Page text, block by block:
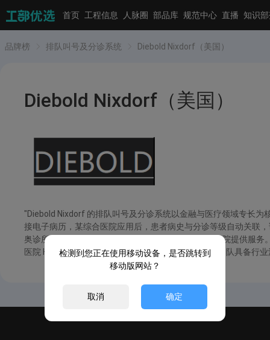
首页 工程信息 人脉圈 部品库 规范中心 直播 知识
品牌榜 排队叫号及分诊系统 Diebold Nixdorf（美国）
Diebold Nixdorf（美国）
"Diebold Nixdorf 的排队叫号及分诊系统以金融与医疗领域专长
接电子病历，某综合医院应用后，患者病史与分诊等级自动关联
奥诊所等，1999 年进入中国后，为工商银行、协和医院提供服务
医院 HIS 系统无缝对接，适合银行、大型医院，技术团队具备行
检测到您正在使用移动设备，是否跳转到
移动版网站？
取消 确定